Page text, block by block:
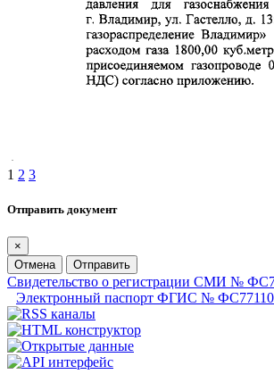
1 2 3
Отправить документ
×
Отмена
Отправить
Свидетельство о регистрации СМИ №
Электронный паспорт ФГИС №